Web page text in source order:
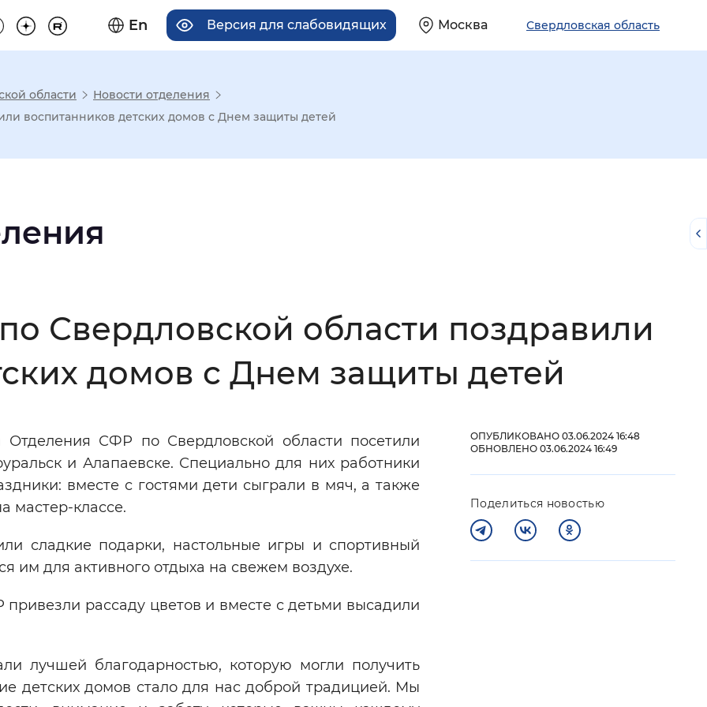
En Версия для слабовидящих Москва Свердловская область
отображения
Большой
Инверсивный монохромный Синий фон
Выключены
Остановить
области
Новости отделения
воспитанников детских домов с Днем защиты детей
Свердловской области поздравили
домов с Днем защиты детей
СФР по Свердловской области посетили
и Алапаевске. Специально для них работники
вместе с гостями дети сыграли в мяч, а также
мастер-классе.
сладкие подарки, настольные игры и спортивный
им для активного отдыха на свежем воздухе.
рассаду цветов и вместе с детьми высадили
лучшей благодарностью, которую могли получить
детских домов стало для нас доброй традицией. Мы
ОПУБЛИКОВАНО 03.06.2024 16:48
ОБНОВЛЕНО 03.06.2024 16:49
Поделиться новостью